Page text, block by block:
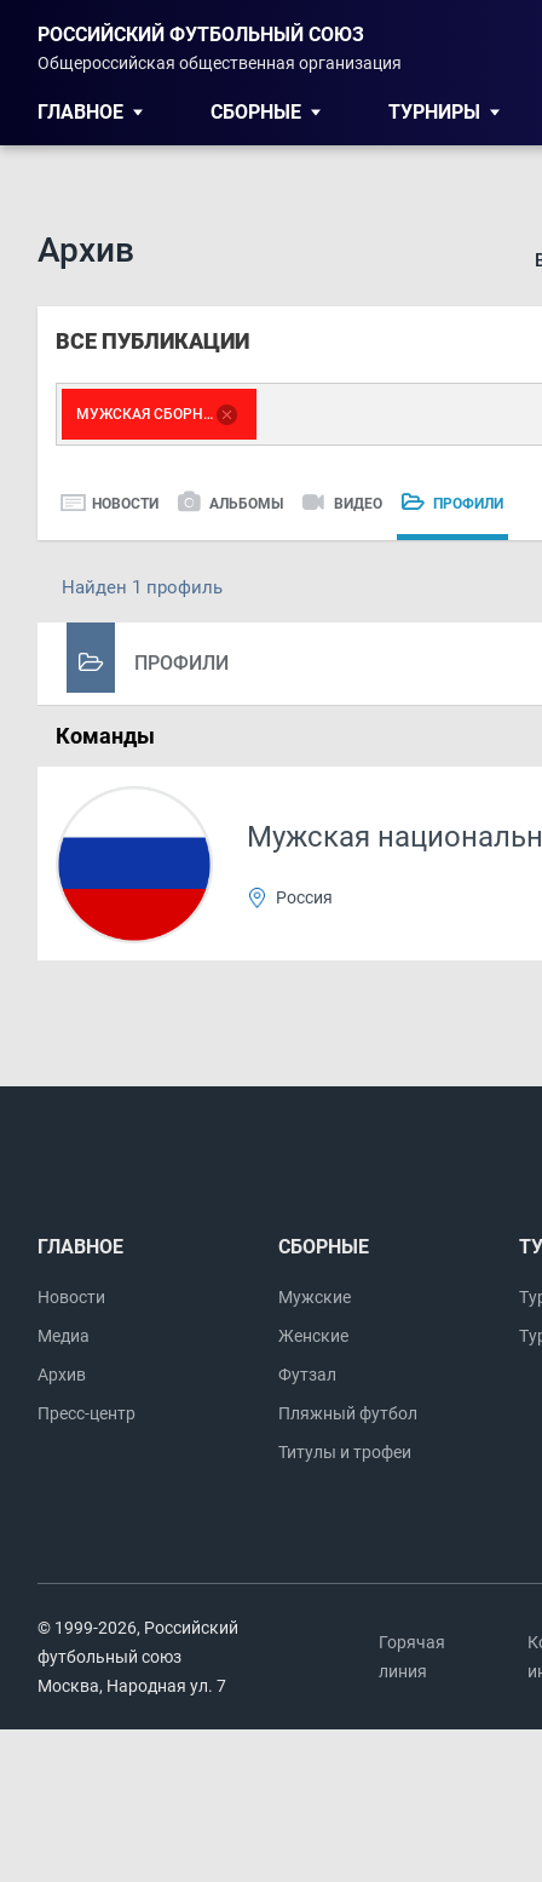
РОССИЙСКИЙ ФУТБОЛЬНЫЙ СОЮЗ
Общероссийская общественная организация
ГЛАВНОЕ СБОРНЫЕ ТУРНИРЫ
Архив
ВСЕ ПУБЛИКАЦИИ
МУЖСКАЯ СБОРНАЯ
НОВОСТИ АЛЬБОМЫ ВИДЕО ПРОФИЛИ
Найден 1 профиль
ПРОФИЛИ
Команды
Мужская
Россия
ГЛАВНОЕ
Новости
Медиа
Архив
Пресс-центр
СБОРНЫЕ
Мужские
Женские
Футзал
Пляжный футбол
Титулы и трофеи
© 1999-2026, Российский
футбольный союз
Москва, Народная ул. 7
Горячая
линия